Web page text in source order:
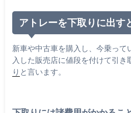
アトレーを下取りに出す
新車や中古車を購入し、今乗って
入した販売店に値段を付けて引き
り と言います。